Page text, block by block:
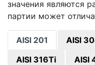
значения являются
партии может
AISI 201 AISI
AISI 316Ti
AISI